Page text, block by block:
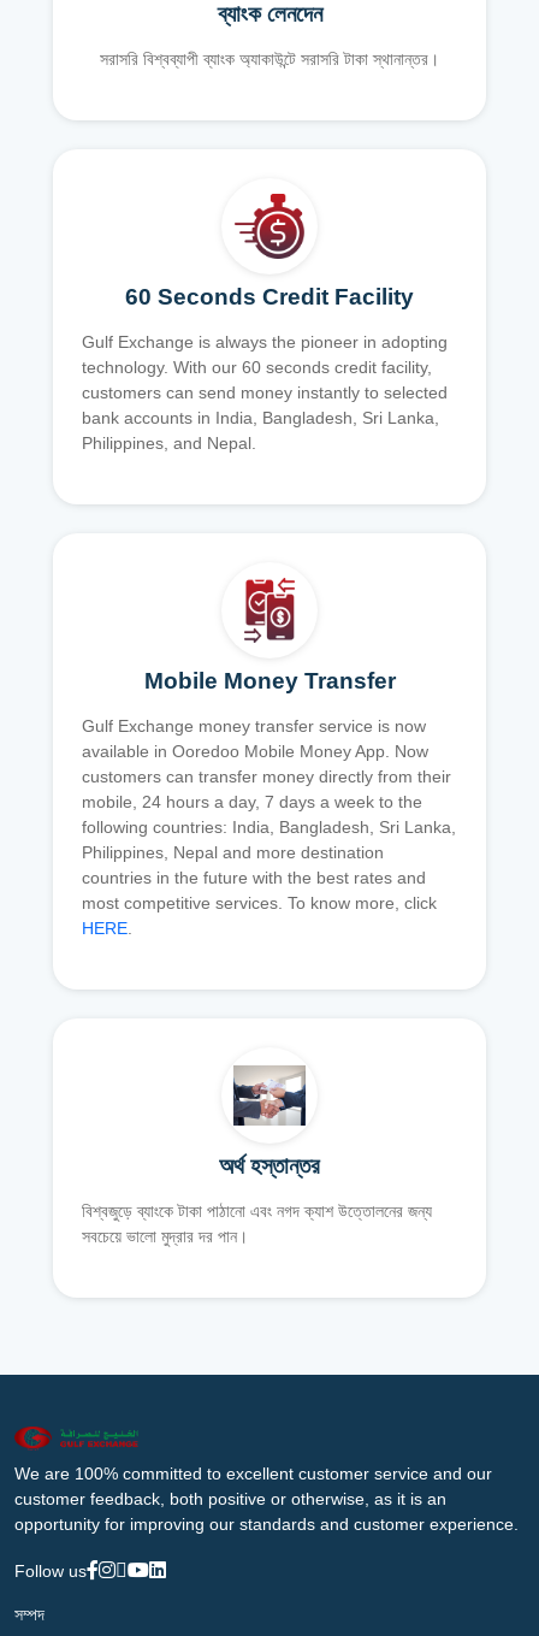
ব্যাংক লেনদেন
সরাসরি বিশ্বব্যাপী ব্যাংক অ্যাকাউন্টে সরাসরি টাকা স্থানান্তর।
60 Seconds Credit Facility
Gulf Exchange is always the pioneer in adopting
technology. With our 60 seconds credit facility,
customers can send money instantly to selected
bank accounts in India, Bangladesh, Sri Lanka,
Philippines, and Nepal.
Mobile Money Transfer
Gulf Exchange money transfer service is now
available in Ooredoo Mobile Money App. Now
customers can transfer money directly from their
mobile, 24 hours a day, 7 days a week to the
following countries: India, Bangladesh, Sri Lanka,
Philippines, Nepal and more destination
countries in the future with the best rates and
most competitive services. To know more, click
HERE.
অর্থ হস্তান্তর
বিশ্বজুড়ে ব্যাংকে টাকা পাঠানো এবং নগদ ক্যাশ উত্তোলনের জন্য
সবচেয়ে ভালো মুদ্রার দর পান।
We are 100% committed to excellent customer service and our
customer feedback, both positive or otherwise, as it is an
opportunity for improving our standards and customer experience.
Follow us
সম্পদ